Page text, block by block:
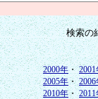
検索の
2000年・2001
2005年・2006
2010年・2011